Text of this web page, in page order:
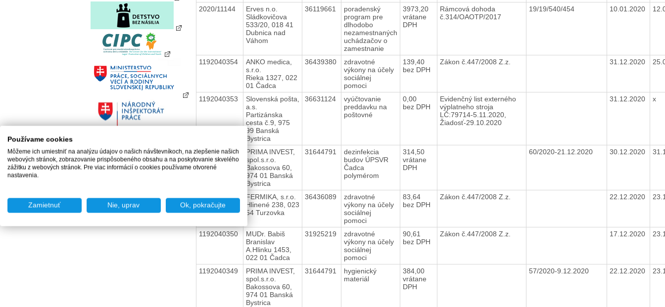
2020/11144
Erves n.o.
Sládkovičova
533/20, 018 41
Dubnica nad
Váhom
36119661
poradenský
program pre
dlhodobo
nezamestnaných
uchádzačov o
zamestnanie
3973,20
vrátane
DPH
Rámcová dohoda
č.314/OAOTP/2017
19/19/540/454 10.01.2020
1192040354
ANKO medica,
s.r.o.
Rieka 1327, 022
01 Čadca
36439380
zdravotné
výkony na účely
sociálnej
pomoci
139,40
bez DPH
Zákon č.447/2008 Z.z. 31.12.2020
1192040353
Slovenská pošta,
a.s.
Partizánska
cesta č.9, 975
99 Banská
Bystrica
36631124
vyúčtovanie
preddavku na
poštovné
0,00
bez DPH
Evidenčný list externého
výplatneho stroja
LČ:79714-5.11.2020,
Žiadosť-29.10.2020
31.12.2020 x
1192040352
PRIMA INVEST,
spol.s.r.o.
Bakossova 60,
974 01 Banská
Bystrica
31644791
dezinfekcia
budov ÚPSVR
Čadca
polymérom
314,50
vrátane
DPH
60/2020-21.12.2020 30.12.2020
1192040351
FERMIKA, s.r.o.
Hlinené 238, 023
54 Turzovka
36436089
zdravotné
výkony na účely
sociálnej
pomoci
83,64
bez DPH
Zákon č.447/2008 Z.z. 22.12.2020
1192040350
MUDr. Babiš
Branislav
A.Hlinku 1453,
022 01 Čadca
31925219
zdravotné
výkony na účely
sociálnej
pomoci
90,61
bez DPH
Zákon č.447/2008 Z.z. 17.12.2020
1192040349
PRIMA INVEST,
spol.s.r.o.
Bakossova 60,
974 01 Banská
Bystrica
31644791
hygienický
materiál
384,00
vrátane
DPH
57/2020-9.12.2020 22.12.2020
Používame cookies
Môžeme ich umiestniť na analýzu údajov o našich návštevníkoch, na zlepšenie našich
webových stránok, zobrazovanie prispôsobeného obsahu a na poskytovanie skvelého
zážitku z webových stránok. Pre viac informácií o cookies používame otvorené
nastavenia.
Zamietnuť Nie, uprav Ok, pokračujte